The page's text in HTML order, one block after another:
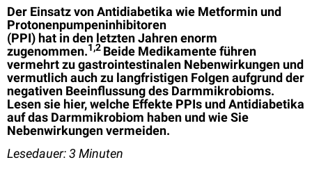
Der Einsatz von Antidiabetika wie Metformin und
Protonenpumpeninhibitoren
(PPI) hat in den letzten Jahren enorm
zugenommen.1,2 Beide Medikamente führen
vermehrt zu gastrointestinalen Nebenwirkungen und
vermutlich auch zu langfristigen Folgen aufgrund der
negativen Beeinflussung des Darmmikrobioms.
Lesen sie hier, welche Effekte PPIs und Antidiabetika
auf das Darmmikrobiom haben und wie Sie
Nebenwirkungen vermeiden.
Lesedauer: 3 Minuten